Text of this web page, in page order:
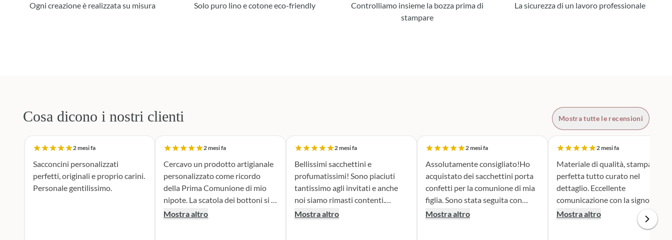
Ogni creazione è realizzata su misura Solo puro lino e cotone eco-friendly
Controlliamo insieme la bozza prima di
stampare
La sicurezza di un lavoro professionale
Cosa dicono i nostri clienti Mostra tutte le recensioni
2 mesi fa
Sacconcini personalizzati
perfetti, originali e proprio carini.
Personale gentilissimo.
2 mesi fa
Cercavo un prodotto artigianale
personalizzato come ricordo
della Prima Comunione di mio
nipote. La scatola dei bottoni si è
rivelata la scelta perfetta. Il
Mostra altro
2 mesi fa
Bellissimi sacchettini e
profumatissimi! Sono piaciuti
tantissimo agli invitati e anche
noi siamo rimasti contenti.
Consigliato!
Mostra altro
2 mesi fa
Assolutamente consigliato!Ho
acquistato dei sacchettini porta
confetti per la comunione di mia
figlia. Sono stata seguita con
attenzione e serietà nella scelta e
Mostra altro
2 mesi fa
Materiale di qualità, stampa
perfetta tutto curato nel
dettaglio. Eccellente
comunicazione con la signora
Silvia per qualsiasi cambiamento
nella produzione e nel dare
Mostra altro